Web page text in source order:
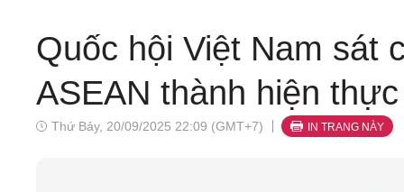
Quốc hội Việt Nam sát
ASEAN thành hiện thực
Thứ Bảy, 20/09/2025 22:09 (GMT+7) IN TRANG NÀY